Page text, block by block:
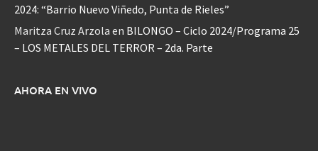
2024: “Barrio Nuevo Viñedo, Punta de Rieles”
Maritza Cruz Arzola en BILONGO – Ciclo 2024/Programa 25
– LOS METALES DEL TERROR – 2da. Parte
AHORA EN VIVO